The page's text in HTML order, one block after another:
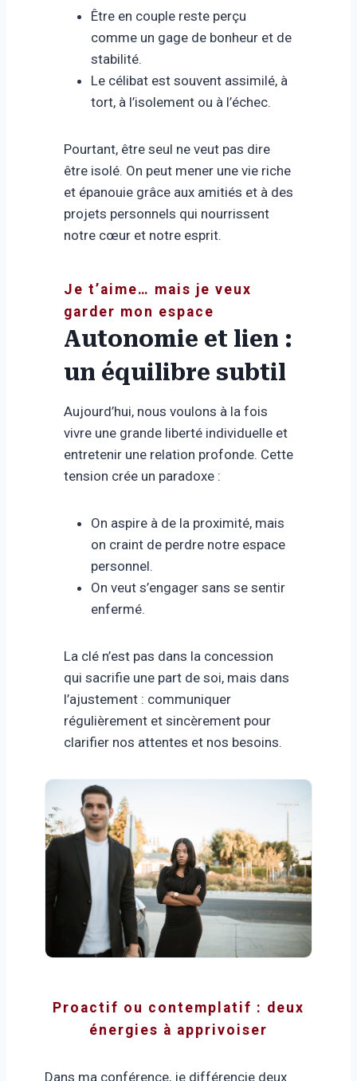
Être en couple reste perçu
comme un gage de bonheur et de
stabilité.
Le célibat est souvent assimilé, à
tort, à l’isolement ou à l’échec.
Pourtant, être seul ne veut pas dire
être isolé. On peut mener une vie riche
et épanouie grâce aux amitiés et à des
projets personnels qui nourrissent
notre cœur et notre esprit.
Je t’aime… mais je veux
garder mon espace
Autonomie et lien :
un équilibre subtil
Aujourd’hui, nous voulons à la fois
vivre une grande liberté individuelle et
entretenir une relation profonde. Cette
tension crée un paradoxe :
On aspire à de la proximité, mais
on craint de perdre notre espace
personnel.
On veut s’engager sans se sentir
enfermé.
La clé n’est pas dans la concession
qui sacrifie une part de soi, mais dans
l’ajustement : communiquer
régulièrement et sincèrement pour
clarifier nos attentes et nos besoins.
Proactif ou contemplatif : deux
énergies à apprivoiser
Dans ma conférence, je différencie deux